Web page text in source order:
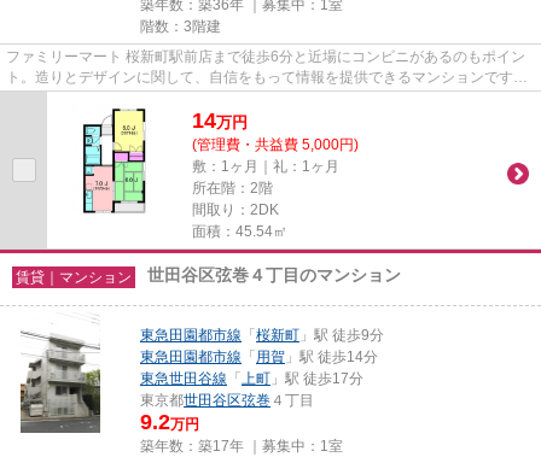
築年数：築36年 ｜募集中： 1室
階数：3階建
ファミリーマート 桜新町駅前店まで徒歩6分と近場にコンビニがあるのもポイン
ト。造りとデザインに関して、自信をもって情報を提供できるマンションです。
駅から徒歩6分のマンションで...
14万円
(管理費・共益費 5,000円)
敷：1ヶ月｜礼：1ヶ月
所在階：2階
間取り：2DK
面積：45.54㎡
賃貸｜マンション 世田谷区弦巻４丁目のマンション
東急田園都市線 「桜新町 」駅 徒歩9分
東急田園都市線 「用賀 」駅 徒歩14分
東急世田谷線 「 上町 」駅 徒歩17分
東京都世田谷区弦巻 ４丁目
9.2万円
築年数：築17年 ｜募集中： 1室